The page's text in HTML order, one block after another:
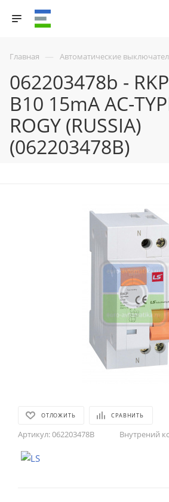
Главная — Автоматические
062203478b -
B10 15mA AC-
ROGY (RUSSIA)
(062203478B)
ОТЛОЖИТЬ СРАВНИТЬ
Артикул:062203478B Внутрений